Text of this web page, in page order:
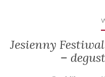
Jesienny
–